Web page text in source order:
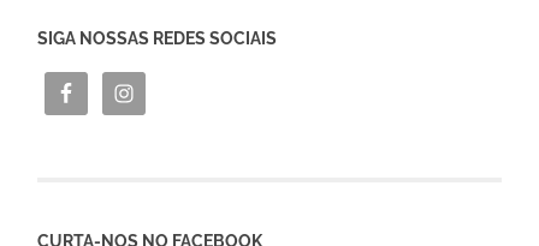
SIGA NOSSAS REDES SOCIAIS
CURTA-NOS NO FACEBOOK